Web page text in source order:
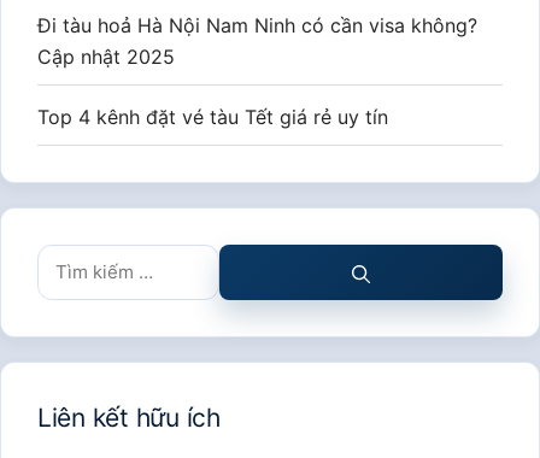
Đi tàu hoả Hà Nội Nam Ninh có cần visa không?
Cập nhật 2025
Top 4 kênh đặt vé tàu Tết giá rẻ uy tín
Tìm
kiếm
Liên kết hữu ích